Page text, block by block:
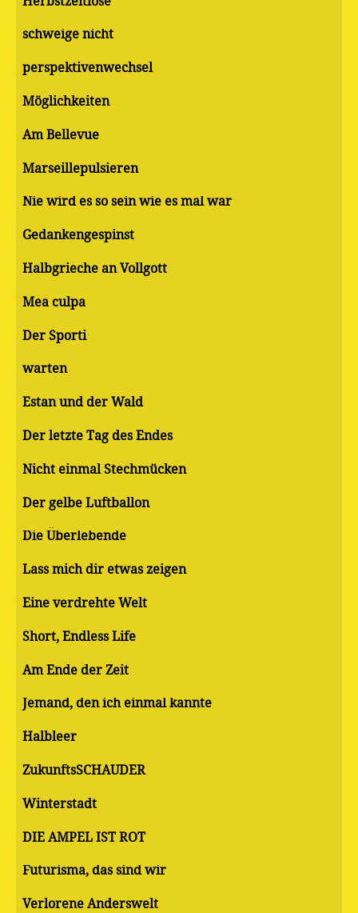
schweige nicht
perspektivenwechsel
Möglichkeiten
Am Bellevue
Marseillepulsieren
Nie wird es so sein wie es mal war
Gedankengespinst
Halbgrieche an Vollgott
Mea culpa
Der Sporti
warten
Estan und der Wald
Der letzte Tag des Endes
Nicht einmal Stechmücken
Der gelbe Luftballon
Die Überlebende
Lass mich dir etwas zeigen
Eine verdrehte Welt
Short, Endless Life
Am Ende der Zeit
Jemand, den ich einmal kannte
Halbleer
ZukunftsSCHAUDER
Winterstadt
DIE AMPEL IST ROT
Futurisma, das sind wir
Verlorene Anderswelt